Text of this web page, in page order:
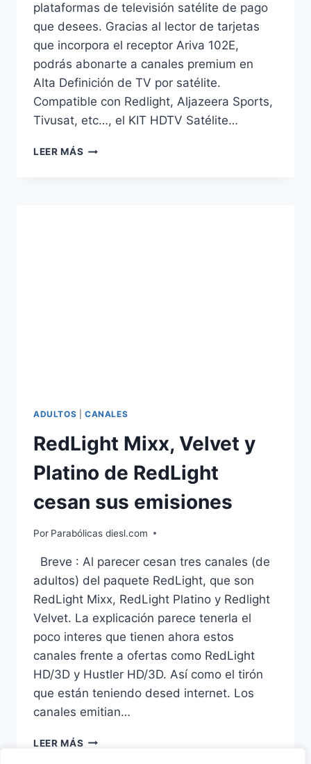
plataformas de televisión satélite de pago
que desees. Gracias al lector de tarjetas
que incorpora el receptor Ariva 102E,
podrás abonarte a canales premium en
Alta Definición de TV por satélite.
Compatible con Redlight, Aljazeera Sports,
Tivusat, etc…, el KIT HDTV Satélite…
LEER MÁS ACCEDE
ADULTOS CANALES
RedLight Mixx, Velvet y
Platino de RedLight
cesan sus emisiones
Por Parabólicas diesl.com
Breve : Al parecer cesan tres canales (de
adultos) del paquete RedLight, que son
RedLight Mixx, RedLight Platino y Redlight
Velvet. La explicación parece tenerla el
poco interes que tienen ahora estos
canales frente a ofertas como RedLight
HD/3D y Hustler HD/3D. Así como el tirón
que están teniendo desed internet. Los
canales emitian…
LEER MÁS REDLIGHT